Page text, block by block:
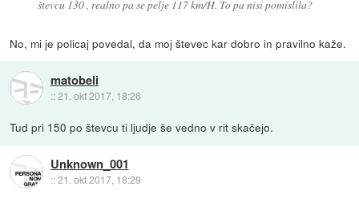
števcu 130 , realno pa se pelje 117 km/H. To pa nisi pomislila?
No, mi je policaj povedal, da moj števec kar dobro in pravilno kaže.
matobeli
::21. okt 2017, 18:26
Tud pri 150 po števcu ti ljudje še vedno v rit skačejo.
Unknown_001
::21. okt 2017, 18:29